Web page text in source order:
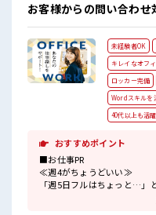
お客様からの問い合わせ
未経験者OK
キレイなオフ
ロッカー完備
Wordスキルを
40代以上も活躍
おすすめポイント
■お仕事PR
≪週4がちょうどいい≫
「週5日フルはちょっと…」